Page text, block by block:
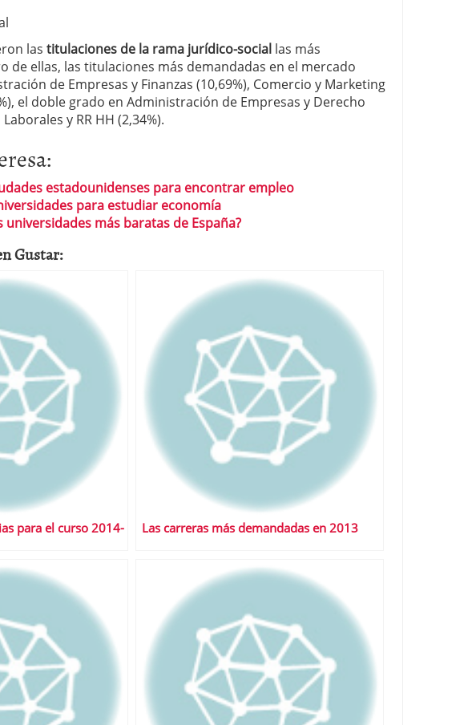
las titulaciones de la rama jurídico-social las más
de ellas, las titulaciones más demandadas en el mercado
de Empresas y Finanzas (10,69%), Comercio y Marketing
el doble grado en Administración de Empresas y Derecho
y RR HH (2,34%).
estadounidenses para encontrar empleo
para estudiar economía
universidades más baratas de España?
Gustar:
para el curso 2014-
Las carreras más demandadas en 2013